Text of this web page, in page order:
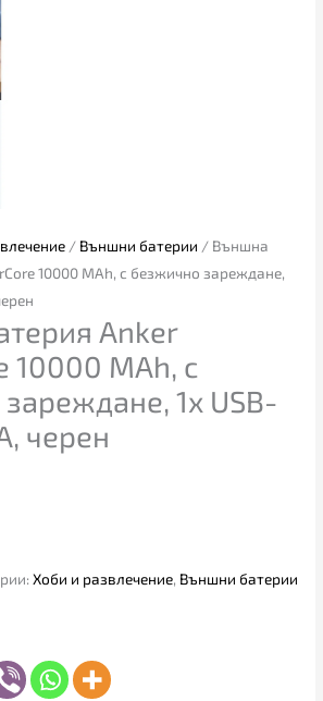
/ Външни батерии / Външна
10000 MAh, с безжично зареждане,
Anker
10000 MAh, с
1x USB-
черен
Хоби и развлечение, Външни батерии